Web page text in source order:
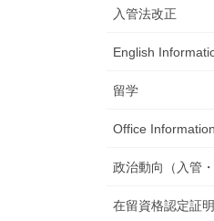
入管法改正
English
留学
Office Information
政治動向（入管・
在留資格認定証